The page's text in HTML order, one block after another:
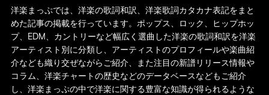
洋楽まっぷでは、洋楽の歌詞和訳、洋楽歌詞カタカナ表記をまと
めた記事の掲載を行っています。ポップス、ロック、ヒップホッ
プ、EDM、カントリーなど幅広く選曲した洋楽の歌詞和訳を洋楽
アーティスト別に分類し、アーティストのプロフィールや楽曲紹
介なども織り交ぜながらご紹介、また注目の新譜リリース情報や
コラム、洋楽チャートの歴史などのデータベースなどもご紹介
し、洋楽まっぷの中で洋楽に関する豊富な知識が得られるような